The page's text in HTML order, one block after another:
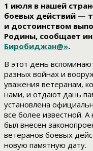
1 июля в нашей
боевых действий —
и достоинством
Родины, сообщает
Биробиджан@».
В этот день
разных войнах и
уважения ветеранам,
нами, и отдают дань
установлена
все более известной.
был внесен
ветеранов боевых
новую памятную дату.